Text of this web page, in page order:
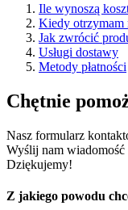
Ile wynoszą
Kiedy otrzymam
Jak zwrócić
Usługi dostawy
Metody płatności
Chętnie
Nasz formularz
Wyślij nam wiadomość
Dziękujemy!
Z jakiego powodu